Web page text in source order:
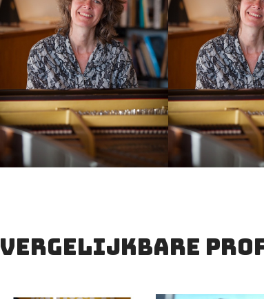
vergelijkbare